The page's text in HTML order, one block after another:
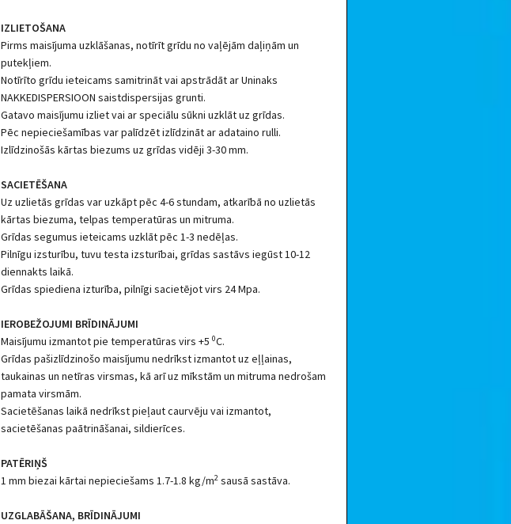
IZLIETOŠANA
Pirms maisījuma uzklāšanas, notīrīt grīdu no vaļējām daļiņām un
putekļiem.
Notīrīto grīdu ieteicams samitrināt vai apstrādāt ar Uninaks
NAKKEDISPERSIOON saistdispersijas grunti.
Gatavo maisījumu izliet vai ar speciālu sūkni uzklāt uz grīdas.
Pēc nepieciešamības var palīdzēt izlīdzināt ar adataino rulli.
Izlīdzinošās kārtas biezums uz grīdas vidēji 3-30 mm.
SACIETĒŠANA
Uz uzlietās grīdas var uzkāpt pēc 4-6 stundam, atkarībā no uzlietās
kārtas biezuma, telpas temperatūras un mitruma.
Grīdas segumus ieteicams uzklāt pēc 1-3 nedēļas.
Pilnīgu izsturību, tuvu testa izsturībai, grīdas sastāvs iegūst 10-12
diennakts laikā.
Grīdas spiediena izturība, pilnīgi sacietējot virs 24 Mpa.
IEROBEŽOJUMI BRĪDINĀJUMI
Maisījumu izmantot pie temperatūras virs +50C.
Grīdas pašizlīdzinošo maisījumu nedrīkst izmantot uz eļļainas,
taukainas un netīras virsmas, kā arī uz mīkstām un mitruma nedrošam
pamata virsmām.
Sacietēšanas laikā nedrīkst pieļaut caurvēju vai izmantot,
sacietēšanas paātrināšanai, sildierīces.
PATĒRIŅŠ
1 mm biezai kārtai nepieciešams 1.7-1.8 kg/m2 sausā sastāva.
UZGLABĀŠANA, BRĪDINĀJUMI